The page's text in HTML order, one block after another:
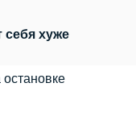
себя хуже